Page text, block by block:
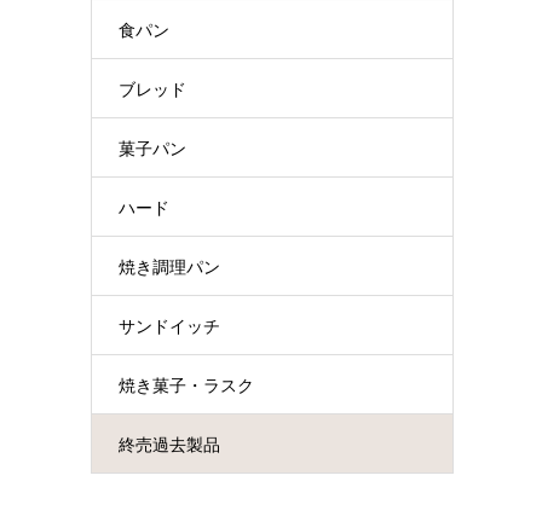
食パン
ブレッド
菓子パン
ハード
焼き調理パン
サンドイッチ
焼き菓子・ラスク
終売過去製品